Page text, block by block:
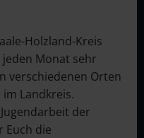
Holzland-Kreis
Monat sehr
verschiedenen Orten
Landkreis.
der
Euch die